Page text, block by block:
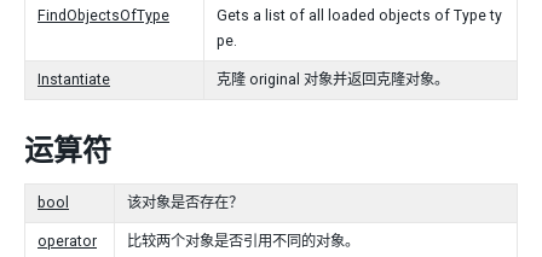
FindObjectsOfType
Gets a list of all loaded objects of Type ty
pe.
Instantiate 克隆 original 对象并返回克隆对象。
运算符
bool 该对象是否存在？
operator
比较两个对象是否引用不同的对象。